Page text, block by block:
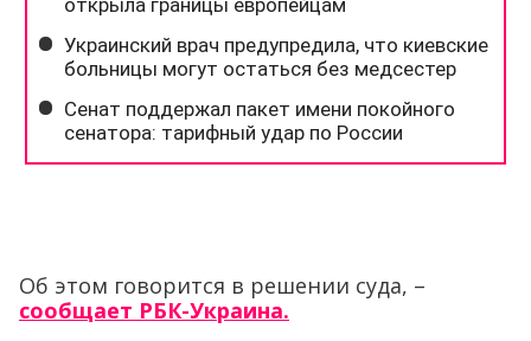
Об этом говорится в решении суда, –
сообщает РБК-Украина.